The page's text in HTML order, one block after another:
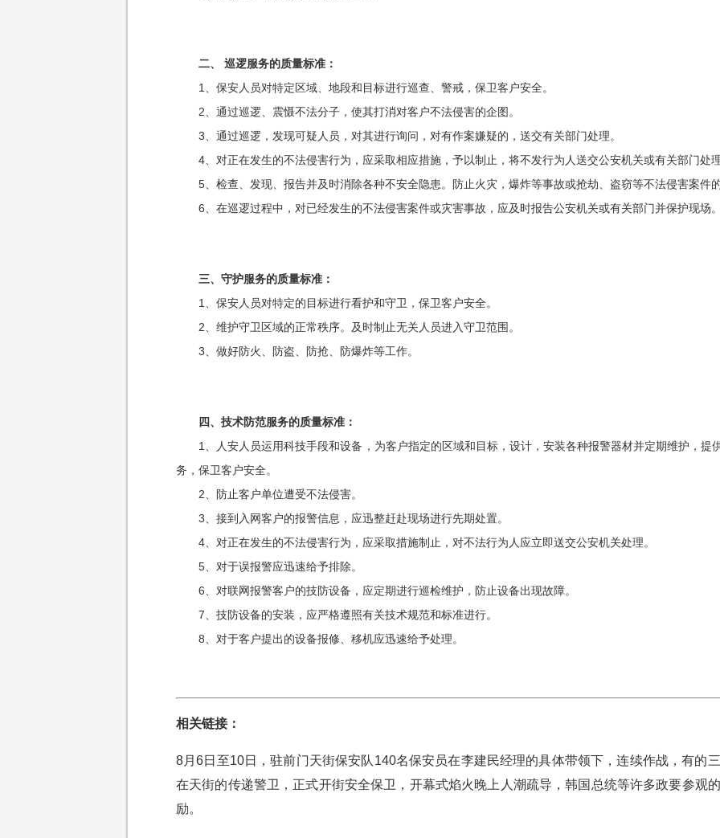
二、 巡逻服务的质量标准：
1、保安人员对特定区域、地段和目标进行巡查、警戒，保卫客户安全。
2、通过巡逻、震慑不法分子，使其打消对客户不法侵害的企图。
3、通过巡逻，发现可疑人员，对其进行询问，对有作案嫌疑的，送交有关部门处理。
4、对正在发生的不法侵害行为，应采取相应措施，予以制止，将不发行为人送交公安机关或有关部门处理
5、检查、发现、报告并及时消除各种不安全隐患。防止火灾，爆炸等事故或抢劫、盗窃等不法侵害案件的
6、在巡逻过程中，对已经发生的不法侵害案件或灾害事故，应及时报告公安机关或有关部门并保护现场。
三、守护服务的质量标准：
1、保安人员对特定的目标进行看护和守卫，保卫客户安全。
2、维护守卫区域的正常秩序。及时制止无关人员进入守卫范围。
3、做好防火、防盗、防抢、防爆炸等工作。
四、技术防范服务的质量标准：
1、人安人员运用科技手段和设备，为客户指定的区域和目标，设计，安装各种报警器材并定期维护，提
务，保卫客户安全。
2、防止客户单位遭受不法侵害。
3、接到入网客户的报警信息，应迅整赶赴现场进行先期处置。
4、对正在发生的不法侵害行为，应采取措施制止，对不法行为人应立即送交公安机关处理。
5、对于误报警应迅速给予排除。
6、对联网报警客户的技防设备，应定期进行巡检维护，防止设备出现故障。
7、技防设备的安装，应严格遵照有关技术规范和标准进行。
8、对于客户提出的设备报修、移机应迅速给予处理。
相关链接：
8月6日至10日，驻前门天街保安队140名保安员在李建民经理的具体带领下，连续作战，有的
在天街的传递警卫，正式开街安全保卫，开幕式焰火晚上人潮疏导，韩国总统等许多政要参观
励。